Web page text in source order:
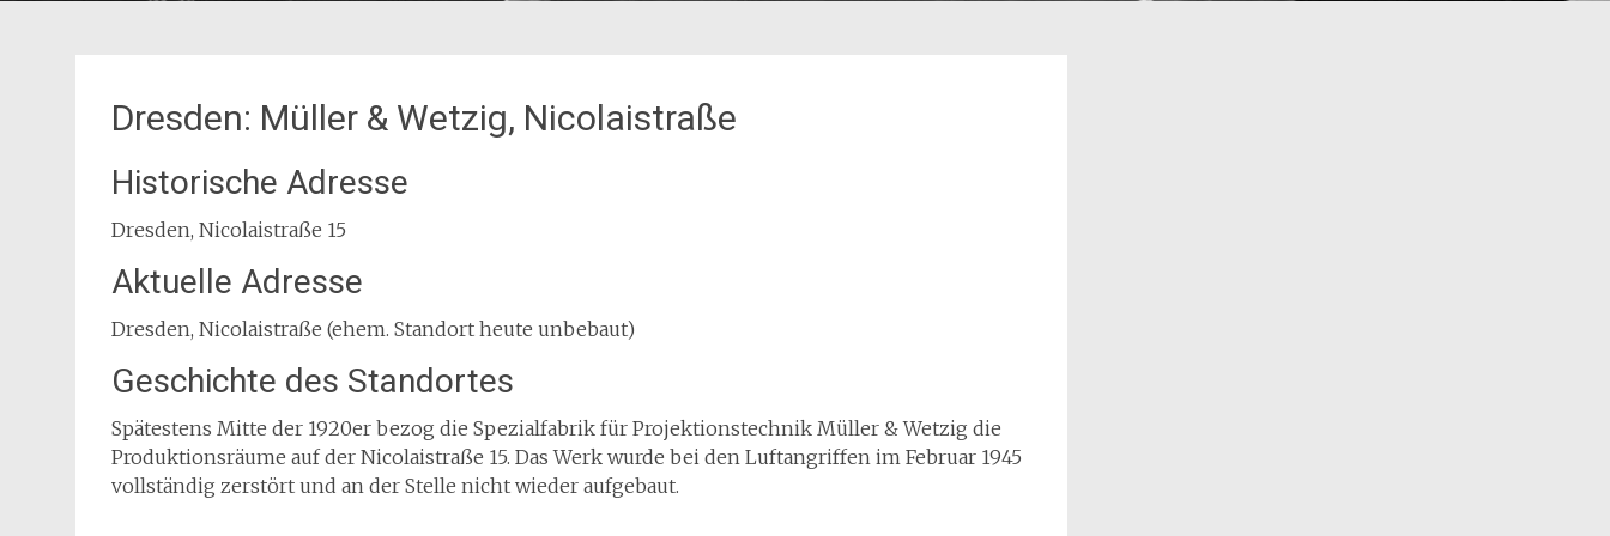
Dresden: Müller & Wetzig, Nicolaistraße
Historische Adresse
Dresden, Nicolaistraße 15
Aktuelle Adresse
Dresden, Nicolaistraße (ehem. Standort heute unbebaut)
Geschichte des Standortes
Spätestens Mitte der 1920er bezog die Spezialfabrik für Projektionstechnik Müller & Wetzig die
Produktionsräume auf der Nicolaistraße 15. Das Werk wurde bei den Luftangriffen im Februar 1945
vollständig zerstört und an der Stelle nicht wieder aufgebaut.